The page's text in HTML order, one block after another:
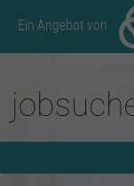
Ein Angebot von